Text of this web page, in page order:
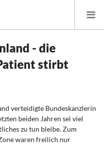
Finanzpolitik
- die
stirbt
verteidigte Bundeskanzlerin
beiden Jahren sei viel
zu tun bleibe. Zum
waren freilich nur